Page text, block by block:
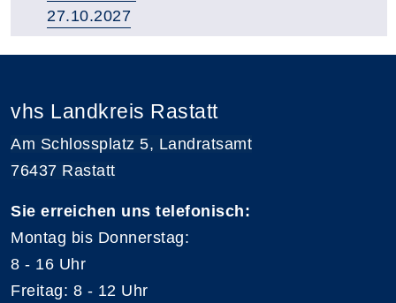
27.10.2027
vhs Landkreis Rastatt
Am Schlossplatz 5, Landratsamt
76437 Rastatt
Sie erreichen uns telefonisch:
Montag bis Donnerstag:
8 - 16 Uhr
Freitag: 8 - 12 Uhr